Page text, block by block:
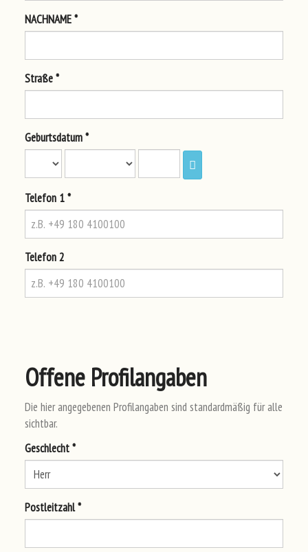
NACHNAME *
Straße*
Geburtsdatum*
Telefon 1 *
Telefon 2
Offene Profilangaben
Die hier angegebenen Profilangaben sind standardmäßig für alle
sichtbar.
Geschlecht *
Postleitzahl*